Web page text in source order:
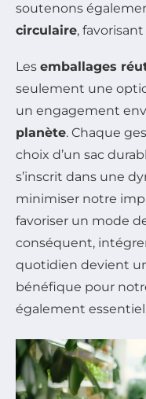
soutenons
circulaire,
Les emballages
seulement une
un engagement
planète. Chaque
choix d’un sac
s’inscrit dans une
minimiser notre
favoriser un mode
conséquent,
quotidien devient
bénéfique pour
également